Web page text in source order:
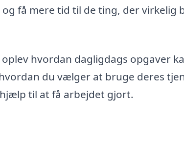
få mere tid til de ting, der virkelig
hvordan dagligdags opgaver
du vælger at bruge deres
til at få arbejdet gjort.